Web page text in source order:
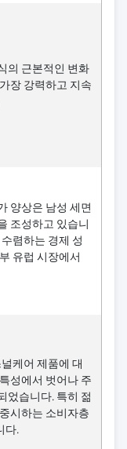
의 근본적인 변화
장 강력하고 지속
양상은 남성 세면
조성하고 있습니
렴하는 경제 성
유럽 시장에서
케어 제품에 대
성에서 벗어나 주
었습니다. 특히 젊
시하는 소비자층
다.